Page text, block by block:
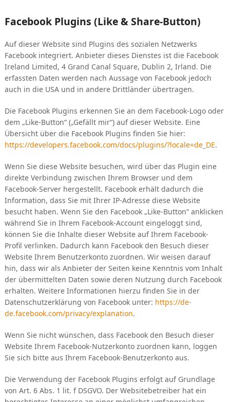
Facebook Plugins (Like & Share-Button)
Auf dieser Website sind Plugins des sozialen Netzwerks
Facebook integriert. Anbieter dieses Dienstes ist die Facebook
Ireland Limited, 4 Grand Canal Square, Dublin 2, Irland. Die
erfassten Daten werden nach Aussage von Facebook jedoch
auch in die USA und in andere Drittländer übertragen.
Die Facebook Plugins erkennen Sie an dem Facebook-Logo oder
dem „Like-Button“ („Gefällt mir“) auf dieser Website. Eine
Übersicht über die Facebook Plugins finden Sie hier:
https://developers.facebook.com/docs/plugins/?locale=de_DE.
Wenn Sie diese Website besuchen, wird über das Plugin eine
direkte Verbindung zwischen Ihrem Browser und dem
Facebook-Server hergestellt. Facebook erhält dadurch die
Information, dass Sie mit Ihrer IP-Adresse diese Website
besucht haben. Wenn Sie den Facebook „Like-Button“ anklicken
während Sie in Ihrem Facebook-Account eingeloggt sind,
können Sie die Inhalte dieser Website auf Ihrem Facebook-
Profil verlinken. Dadurch kann Facebook den Besuch dieser
Website Ihrem Benutzerkonto zuordnen. Wir weisen darauf
hin, dass wir als Anbieter der Seiten keine Kenntnis vom Inhalt
der übermittelten Daten sowie deren Nutzung durch Facebook
erhalten. Weitere Informationen hierzu finden Sie in der
Datenschutzerklärung von Facebook unter: https://de-
de.facebook.com/privacy/explanation.
Wenn Sie nicht wünschen, dass Facebook den Besuch dieser
Website Ihrem Facebook-Nutzerkonto zuordnen kann, loggen
Sie sich bitte aus Ihrem Facebook-Benutzerkonto aus.
Die Verwendung der Facebook Plugins erfolgt auf Grundlage
von Art. 6 Abs. 1 lit. f DSGVO. Der Websitebetreiber hat ein